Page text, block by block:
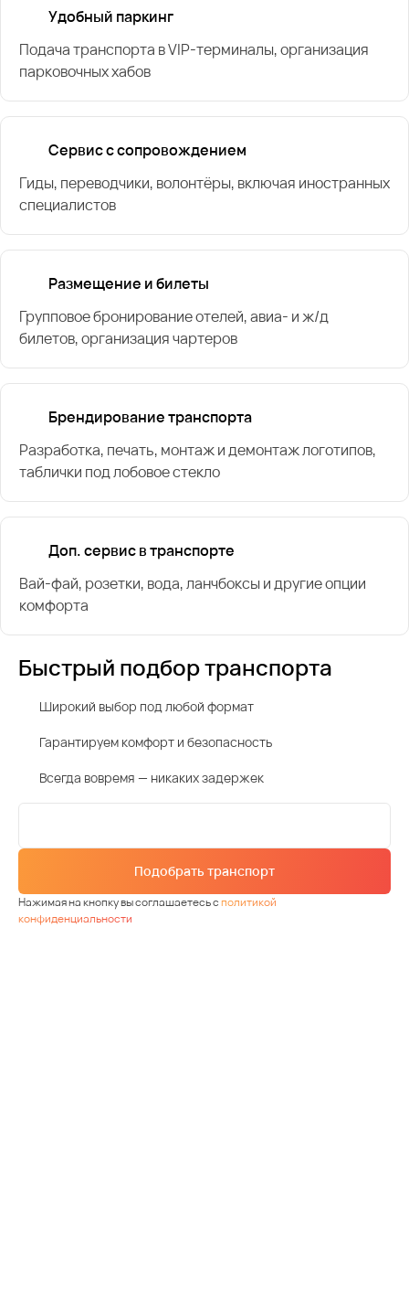
Удобный паркинг
Подача транспорта в VIP-терминалы, организация
парковочных хабов
Сервис с сопровождением
Гиды, переводчики, волонтёры, включая иностранных
специалистов
Размещение и билеты
Групповое бронирование отелей, авиа- и ж/д
билетов, организация чартеров
Брендирование транспорта
Разработка, печать, монтаж и демонтаж логотипов,
таблички под лобовое стекло
Доп. сервис в транспорте
Вай-фай, розетки, вода, ланчбоксы и другие опции
комфорта
Быстрый подбор транспорта
Широкий выбор под любой формат
Гарантируем комфорт и безопасность
Всегда вовремя — никаких задержек
Подобрать транспорт
Нажимая на кнопку вы соглашаетесь сполитикой
конфиденциальности